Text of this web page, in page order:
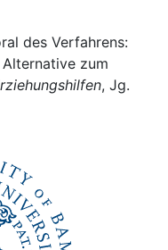
des Verfahrens:
zum
, Jg.